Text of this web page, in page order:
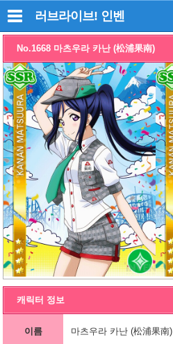
러브라이브! 인벤
No.1668 마츠우라 카난 (松浦果南)
캐릭터 정보
이름 마츠우라 카난 (松浦果南)